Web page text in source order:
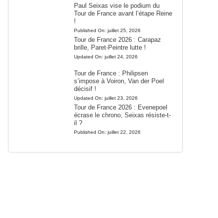
Paul Seixas vise le podium du
Tour de France avant l’étape Reine
!
Published On: juillet 25, 2026
Tour de France 2026 : Carapaz
brille, Paret-Peintre lutte !
Updated On: juillet 24, 2026
Tour de France : Philipsen
s’impose à Voiron, Van der Poel
décisif !
Updated On: juillet 23, 2026
Tour de France 2026 : Evenepoel
écrase le chrono, Seixas résiste-t-
il ?
Published On: juillet 22, 2026